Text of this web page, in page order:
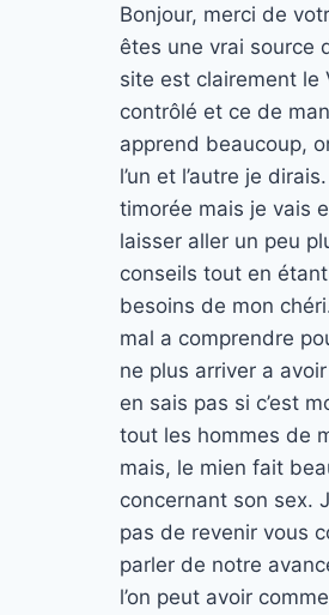
Bonjour, merci de
êtes une vrai source
site est clairement le
contrôlé et ce de
apprend beaucoup,
l’un et l’autre je
timorée mais je vais
laisser aller un peu
conseils tout en
besoins de mon
mal a comprendre
ne plus arriver a
en sais pas si c’est
tout les hommes de
mais, le mien fait
concernant son sex.
pas de revenir vous
parler de notre
l’on peut avoir